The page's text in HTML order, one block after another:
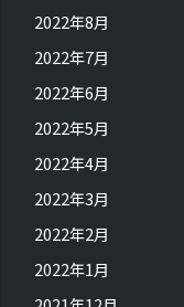
2022年8月
2022年7月
2022年6月
2022年5月
2022年4月
2022年3月
2022年2月
2022年1月